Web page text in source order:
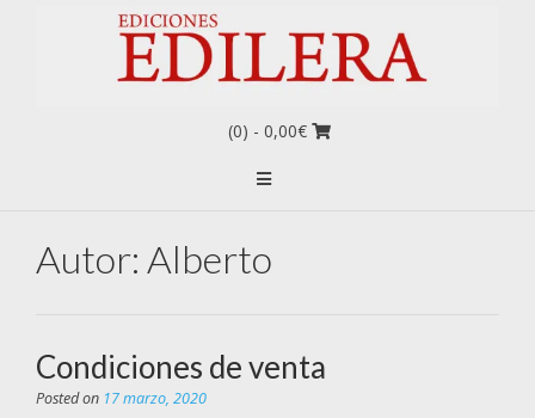
(0) - 0,00€
Autor: Alberto
Condiciones de venta
Posted on 17 marzo, 2020